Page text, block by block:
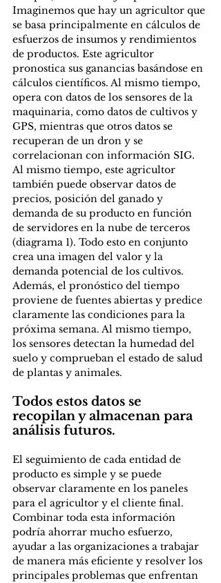
Imaginemos que hay un agricultor que
se basa principalmente en cálculos de
esfuerzos de insumos y rendimientos
de productos. Este agricultor
pronostica sus ganancias basándose en
cálculos científicos. Al mismo tiempo,
opera con datos de los sensores de la
maquinaria, como datos de cultivos y
GPS, mientras que otros datos se
recuperan de un dron y se
correlacionan con información SIG.
Al mismo tiempo, este agricultor
también puede observar datos de
precios, posición del ganado y
demanda de su producto en función
de servidores en la nube de terceros
(diagrama 1). Todo esto en conjunto
crea una imagen del valor y la
demanda potencial de los cultivos.
Además, el pronóstico del tiempo
proviene de fuentes abiertas y predice
claramente las condiciones para la
próxima semana. Al mismo tiempo,
los sensores detectan la humedad del
suelo y comprueban el estado de salud
de plantas y animales.
Todos estos datos se
recopilan y almacenan para
análisis futuros.
El seguimiento de cada entidad de
producto es simple y se puede
observar claramente en los paneles
para el agricultor y el cliente final.
Combinar toda esta información
podría ahorrar mucho esfuerzo,
ayudar a las organizaciones a trabajar
de manera más eficiente y resolver los
principales problemas que enfrentan